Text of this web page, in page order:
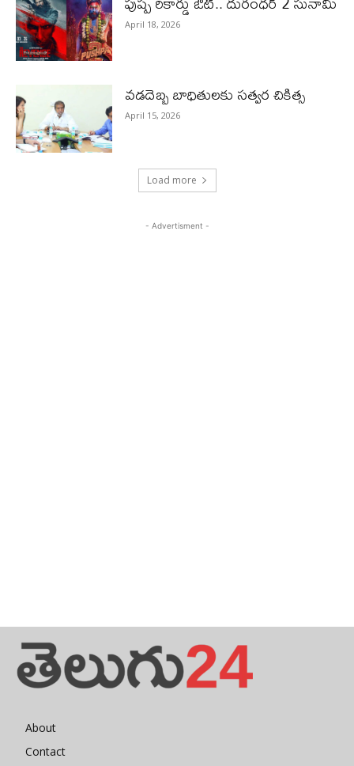
April 18, 2026
వడదెబ్బ బాధితులకు సత్వర చికిత్స
April 15, 2026
Load more
- Advertisment -
About
Contact